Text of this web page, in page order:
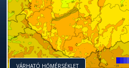
VÁRHATÓ HŐMÉRSÉKLET